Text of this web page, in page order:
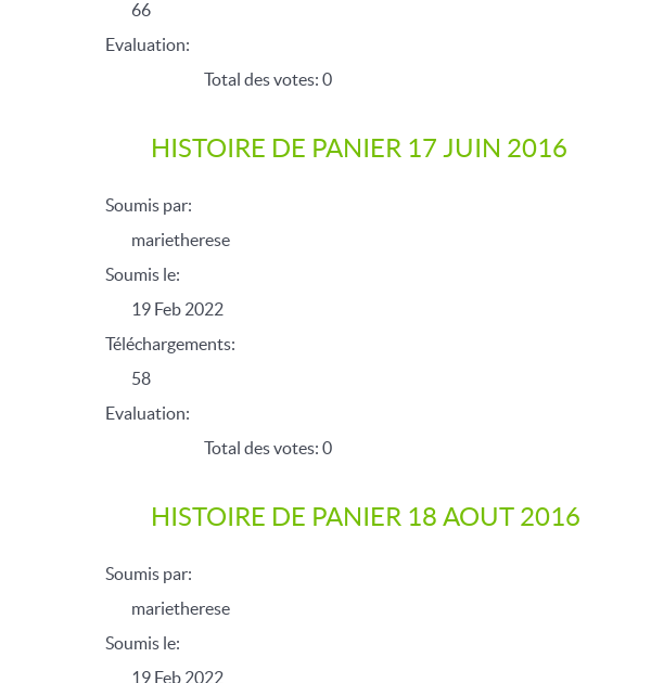
66
Evaluation:
Total des votes: 0
HISTOIRE DE PANIER 17 JUIN 2016
Soumis par:
marietherese
Soumis le:
19 Feb 2022
Téléchargements:
58
Evaluation:
Total des votes: 0
HISTOIRE DE PANIER 18 AOUT 2016
Soumis par:
marietherese
Soumis le:
19 Feb 2022